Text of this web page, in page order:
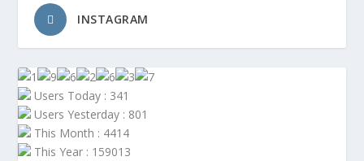
INSTAGRAM
Users Today : 341
Users Yesterday : 801
This Month : 4414
This Year : 159013